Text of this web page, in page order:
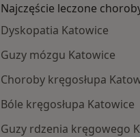
Najczęście leczone
Dyskopatia Katowice
Guzy mózgu Katowice
Choroby kręgosłupa
Bóle kręgosłupa Katowice
Guzy rdzenia kręgowego